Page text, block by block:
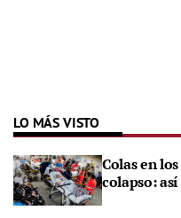
LO MÁS VISTO
Colas en
colapso: